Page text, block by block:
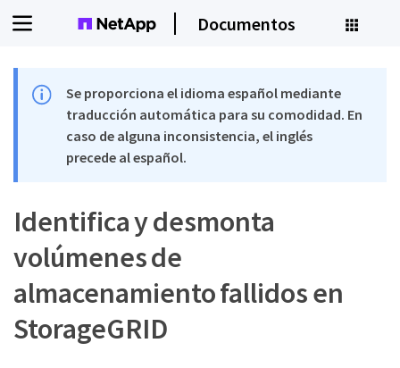
Documentos
Se proporciona el idioma español mediante
traducción automática para su comodidad. En
caso de alguna inconsistencia, el inglés
precede al español.
Identifica y desmonta
volúmenes de
almacenamiento fallidos en
StorageGRID